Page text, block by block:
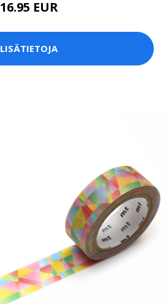
16.95 EUR
LISÄTIETOJA